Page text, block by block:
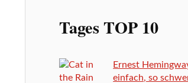
Tages TOP 10
Ernest
einfach, so